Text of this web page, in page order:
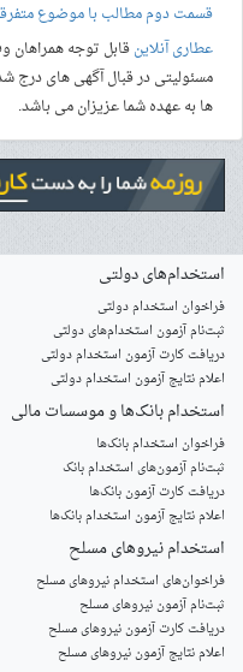
قسمت دوم مطالب با موضوع
عطاری آنلاینقابل توجه
مسئولیتی در قبال آگهی های درج
ها به عهده شما عزیزان می باشد.
استخدام‌های دولتی
فراخوان استخدام دولتی
ثبت‌نام آزمون‌ استخدام‌های دولتی
دریافت کارت آزمون استخدام دولتی
اعلام نتایج آزمون استخدام دولتی
استخدام‌ بانک‌ها و موسسات مالی
فراخوان استخدام بانک‌ها
‌ثبت‌نام آزمون‌های استخدام بانک
دریافت کارت آزمون بانک‌ها
اعلام نتایج آزمون استخدام بانک‌ها
استخدام‌ نیروهای مسلح
‌فراخوان‌های استخدام‌ نیروهای مسلح
ثبت‌نام آزمون نیروهای مسلح
دریافت کارت آزمون نیروهای مسلح
اعلام نتایج آزمون نیروهای مسلح